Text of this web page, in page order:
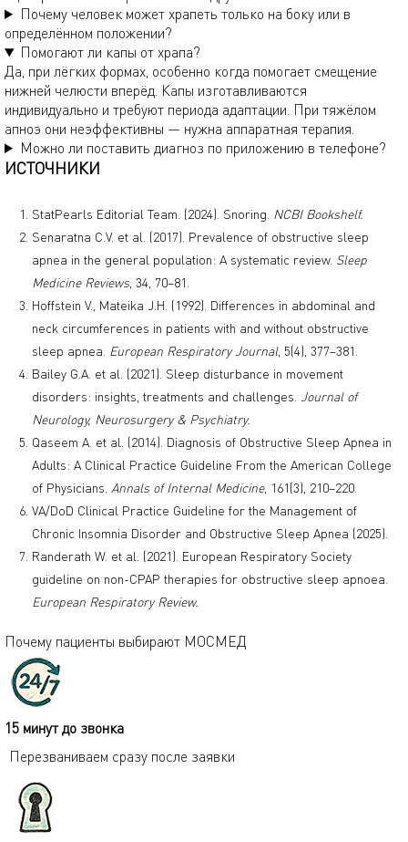
Почему человек может храпеть только на боку или в
определённом положении?
Помогают ли капы от храпа?
Да, при лёгких формах, особенно когда помогает смещение
нижней челюсти вперёд. Капы изготавливаются
индивидуально и требуют периода адаптации. При тяжёлом
апноэ они неэффективны — нужна аппаратная терапия.
Можно ли поставить диагноз по приложению в телефоне?
ИСТОЧНИКИ
StatPearls Editorial Team. (2024). Snoring. NCBI Bookshelf.
Senaratna C.V. et al. (2017). Prevalence of obstructive sleep
apnea in the general population: A systematic review. Sleep
Medicine Reviews , 34, 70–81.
Hoffstein V., Mateika J.H. (1992). Differences in abdominal and
neck circumferences in patients with and without obstructive
sleep apnea. European Respiratory Journal, 5(4), 377–381.
Bailey G.A. et al. (2021). Sleep disturbance in movement
disorders: insights, treatments and challenges.
Journal of
Neurology, Neurosurgery & Psychiatry.
Qaseem A. et al. (2014). Diagnosis of Obstructive Sleep Apnea in
Adults: A Clinical Practice Guideline From the American College
of Physicians. Annals of Internal Medicine, 161(3), 210–220.
VA/DoD Clinical Practice Guideline for the Management of
Chronic Insomnia Disorder and Obstructive Sleep Apnea (2025).
Randerath W. et al. (2021). European Respiratory Society
guideline on non-CPAP therapies for obstructive sleep apnoea.
European Respiratory Review.
Почему пациенты выбирают МОСМЕД
15 минут до звонка
Перезваниваем сразу после заявки